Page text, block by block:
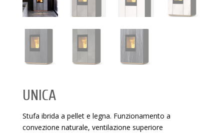
UNICA
Stufa ibrida a pellet e legna. Funzionamento a
convezione naturale, ventilazione superiore